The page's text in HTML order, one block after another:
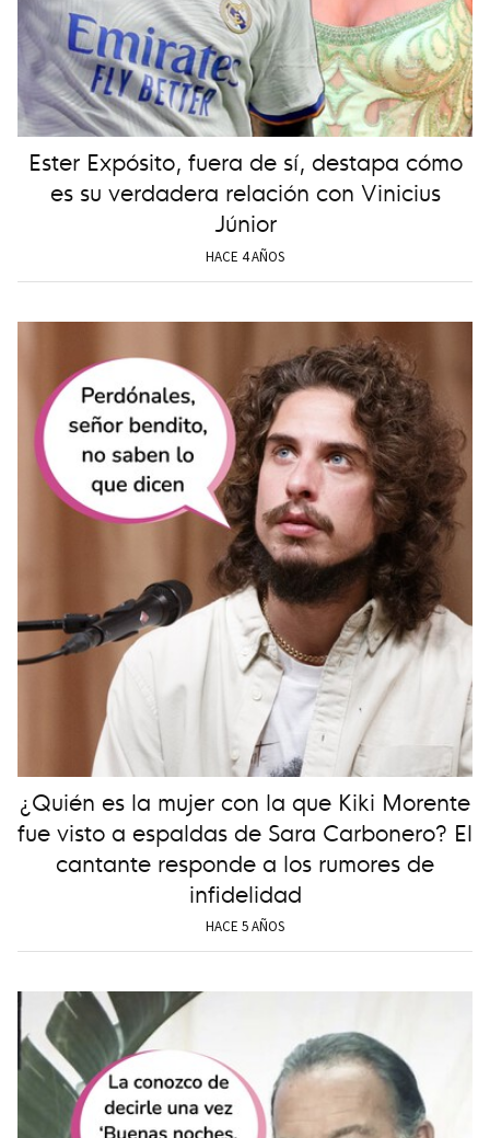
Ester Expósito, fuera de sí, destapa cómo
es su verdadera relación con Vinicius
Júnior
HACE 4 AÑOS
¿Quién es la mujer con la que Kiki Morente
fue visto a espaldas de Sara Carbonero? El
cantante responde a los rumores de
infidelidad
HACE 5 AÑOS